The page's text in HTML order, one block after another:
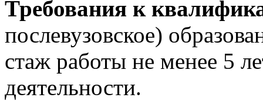
Требования к
послевузовское)
стаж работы не менее 5
деятельности.